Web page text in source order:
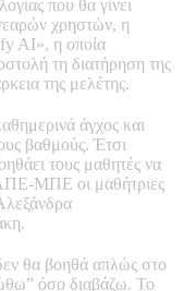
που θα γίνει
χρηστών, η
AI», η οποία
τη διατήρηση της
της μελέτης.
άγχος και
βαθμούς. Έτσι
τους μαθητές να
ΑΠΕ-ΜΠΕ οι μαθήτριες
θα βοηθά απλώς στο
όσο διαβάζω. Το